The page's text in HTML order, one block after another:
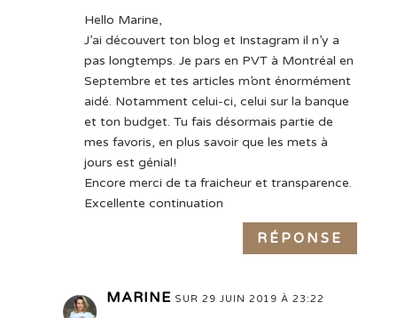
Hello Marine,
J’ai découvert ton blog et Instagram il n’y a
pas longtemps. Je pars en PVT à Montréal en
Septembre et tes articles m’ont énormément
aidé. Notamment celui-ci, celui sur la banque
et ton budget. Tu fais désormais partie de
mes favoris, en plus savoir que les mets à
jours est génial!
Encore merci de ta fraicheur et transparence.
Excellente continuation
RÉPONSE
MARINE SUR 29 JUIN 2019 À 23:22